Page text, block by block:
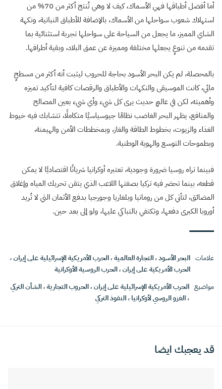
أما أفضل أطباقها فهي الأسماك، كيف لا وهي تُنتج أكثر من 70% من
استهلاك شعوب سواحلها من الأسماك، بالإضافة للأطباق النباتية، ونكهة
الشاي المميز، ما يجعل من السياحة على سواحلها تجربة استثنائية بما
تقدمه من تنوعٍ يجعلها مختلفة ومميزة عن عمق البلاد، وبقية أطرافها.
بالمحصلة، لم يكن البحر الأسود بحاجة للحروب ليثبت أنه أكثر من مسطحٍ
مائي، كانت الموسيقى والنكهات والأطباق والرقصات كافية لتأكيد تميزه
وأهميته، لكن في عالمٍ حديث يرى كل شيء وأي شيء بعين المصالح
والمنافع، يظهر البحر الغاضب نظامًا جيوسياسيًا متكاملًا، تتشابك فيه خيوط
الغذاء والزيوت، بخطوط الطاقة والغاز، وبمخططات الأمن والهيمنة،
وبطموحات التوسع والهوية الوطنية.
فبينما تراه روسيا ضرورة وجودية، تعتبره أوكرانيا شريانًا اقتصاديًا لا يمكن
قطعه، بينما تحضر فيه تركيا بصفتها اللاعب الذي يتقن تحريك المياه وإغلاق
المضائق، لتأتي كل من رومانيا وبلغاريا وجورجيا بدفع الأثمان التي لا تُريد
أوروبا الكبرى دفعها، وتكتفي بالتباكي عليها، ولو إلى بعد حين.
علامات البحر الأسود،التجارة العالمية،الحرب الأمريكية الإسرائيلية على إيران،
الحرب الأمريكية على إيران،الحرب الروسية الأوكرانية
مواضيع الحرب الأمريكية الإسرائيلية على إيران،الحروب التجارية،الشأن التركي
،الغزو الروسي لأوكرانيا،النفوذ التركي
قد يعجبك ايضا